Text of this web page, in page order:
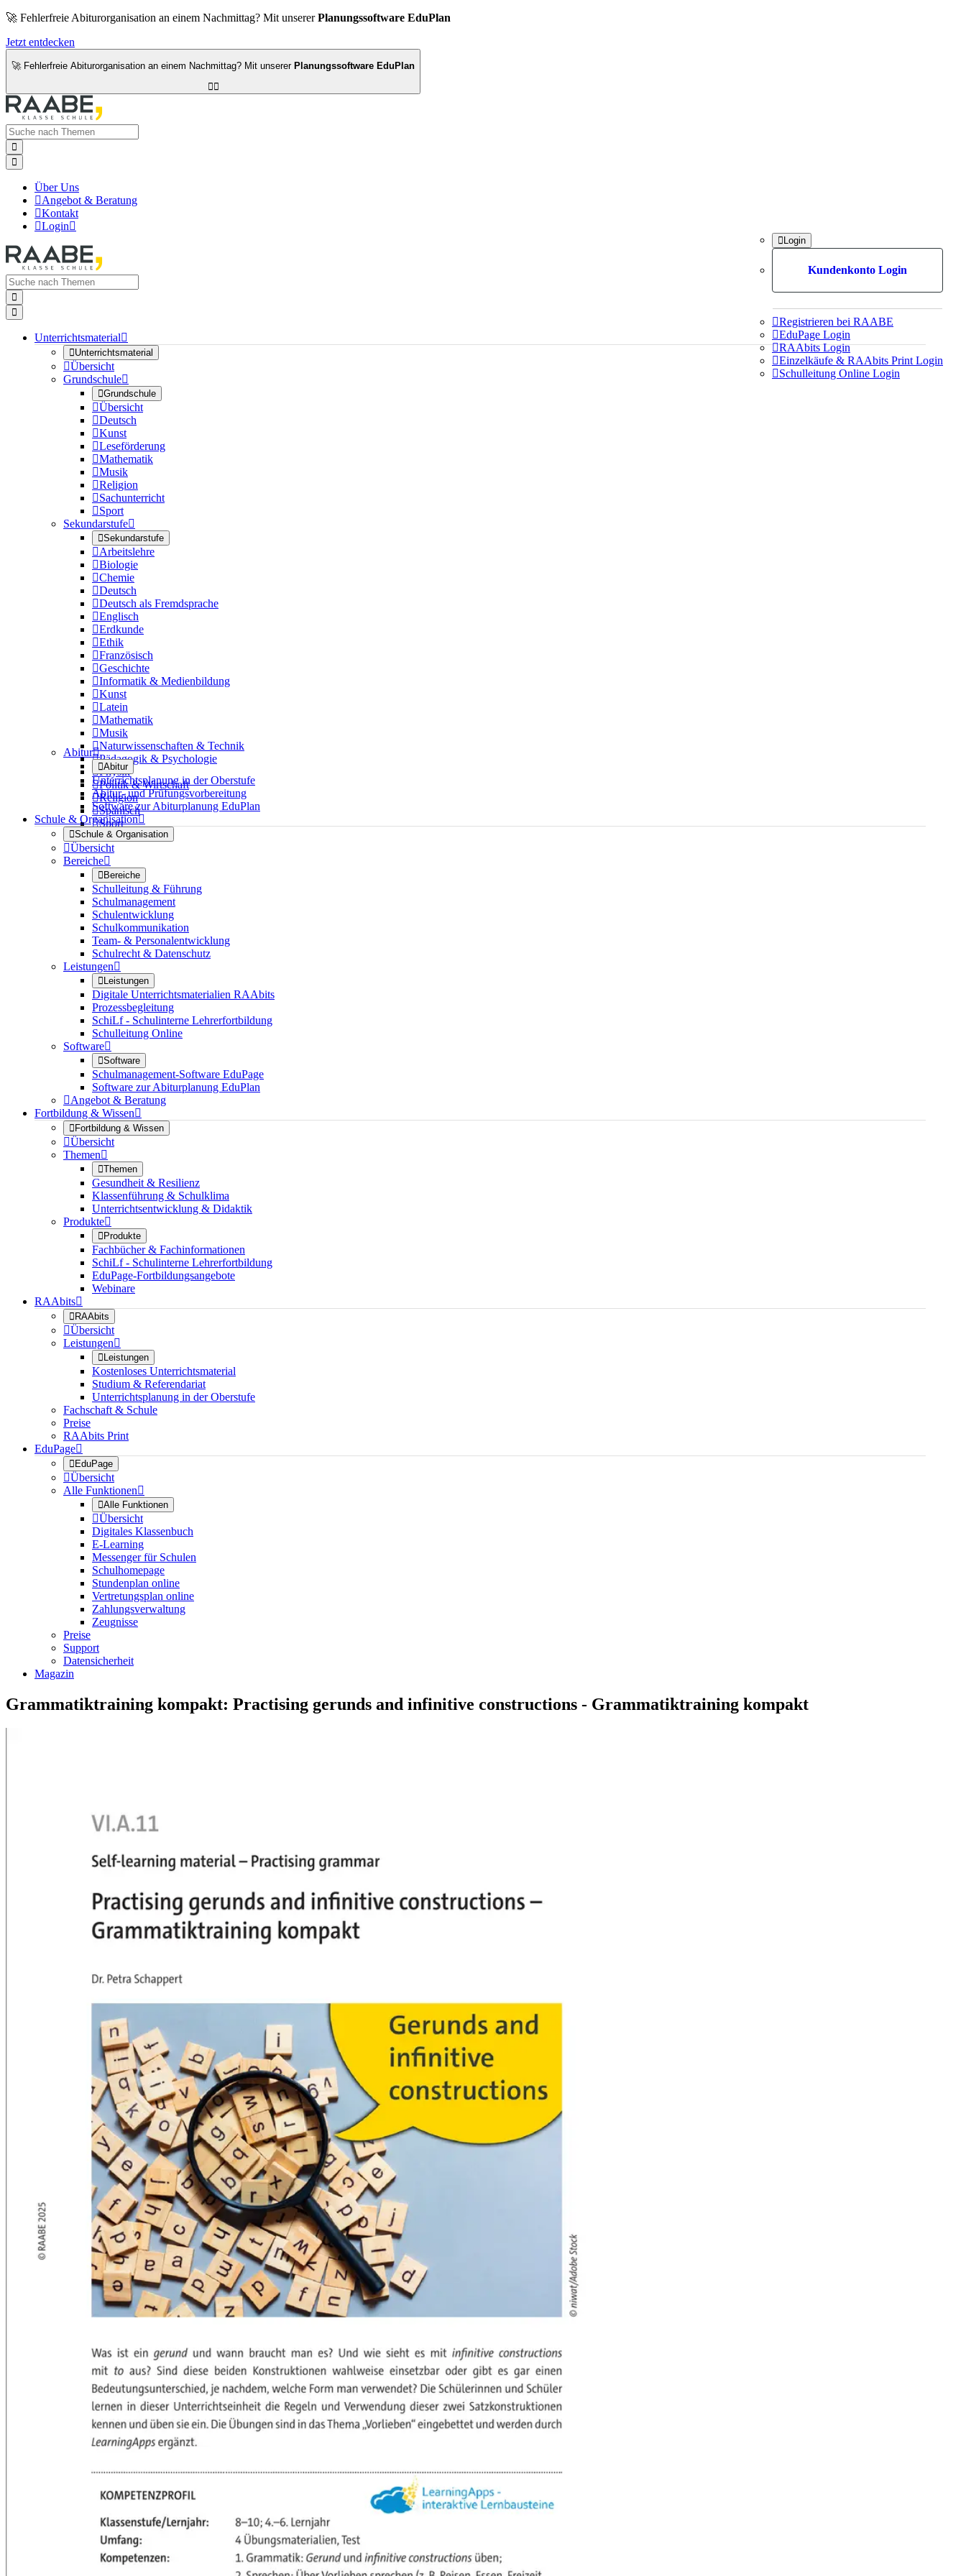
🚀 Fehlerfreie Abiturorganisation an einem Nachmittag? Mit unsererPlanungssoftware EduPlan
Jetzt entdecken
🚀 Fehlerfreie Abiturorganisation an einem Nachmittag? Mit unserer Planungssoftware EduPlan



Über Uns
Angebot & Beratung
Kontakt
Login
Login
Kundenkonto Login
Registrieren bei RAABE
EduPage Login
RAAbits Login
Einzelkäufe & RAAbits Print Login
Schulleitung Online Login


Unterrichtsmaterial
Unterrichtsmaterial
Übersicht
Grundschule
Grundschule
Übersicht
Deutsch
Kunst
Leseförderung
Mathematik
Musik
Religion
Sachunterricht
Sport
Sekundarstufe
Sekundarstufe
Arbeitslehre
Biologie
Chemie
Deutsch
Deutsch als Fremdsprache
Englisch
Erdkunde
Ethik
Französisch
Geschichte
Informatik & Medienbildung
Kunst
Latein
Mathematik
Musik
Naturwissenschaften & Technik
Pädagogik & Psychologie
Physik
Politik & Wirtschaft
Religion
Spanisch
Sport
Abitur
Abitur
Unterrichtsplanung in der Oberstufe
Abitur- und Prüfungsvorbereitung
Software zur Abiturplanung EduPlan
Schule & Organisation
Schule & Organisation
Übersicht
Bereiche
Bereiche
Schulleitung & Führung
Schulmanagement
Schulentwicklung
Schulkommunikation
Team- & Personalentwicklung
Schulrecht & Datenschutz
Leistungen
Leistungen
Digitale Unterrichtsmaterialien RAAbits
Prozessbegleitung
SchiLf - Schulinterne Lehrerfortbildung
Schulleitung Online
Software
Software
Schulmanagement-Software EduPage
Software zur Abiturplanung EduPlan
Angebot & Beratung
Fortbildung & Wissen
Fortbildung & Wissen
Übersicht
Themen
Themen
Gesundheit & Resilienz
Klassenführung & Schulklima
Unterrichtsentwicklung & Didaktik
Produkte
Produkte
Fachbücher & Fachinformationen
SchiLf - Schulinterne Lehrerfortbildung
EduPage-Fortbildungsangebote
Webinare
RAAbits
RAAbits
Übersicht
Leistungen
Leistungen
Kostenloses Unterrichtsmaterial
Studium & Referendariat
Unterrichtsplanung in der Oberstufe
Fachschaft & Schule
Preise
RAAbits Print
EduPage
EduPage
Übersicht
Alle Funktionen
Alle Funktionen
Übersicht
Digitales Klassenbuch
E-Learning
Messenger für Schulen
Schulhomepage
Stundenplan online
Vertretungsplan online
Zahlungsverwaltung
Zeugnisse
Preise
Support
Datensicherheit
Magazin
Grammatiktraining kompakt: Practising gerunds and infinitive constructions - Grammatiktraining kompakt